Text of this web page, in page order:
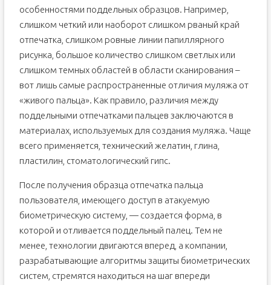
особенностями поддельных образцов. Например,
слишком четкий или наоборот слишком рваный край
отпечатка, слишком ровные линии папиллярного
рисунка, большое количество слишком светлых или
слишком темных областей в области сканирования –
вот лишь самые распространенные отличия муляжа от
«живого пальца». Как правило, различия между
поддельными отпечатками пальцев заключаются в
материалах, используемых для создания муляжа. Чаще
всего применяется, технический желатин, глина,
пластилин, стоматологический гипс.
После получения образца отпечатка пальца
пользователя, имеющего доступ в атакуемую
биометрическую систему, — создается форма, в
которой и отливается поддельный палец. Тем не
менее, технологии двигаются вперед, а компании,
разрабатывающие алгоритмы защиты биометрических
систем, стремятся находиться на шаг впереди